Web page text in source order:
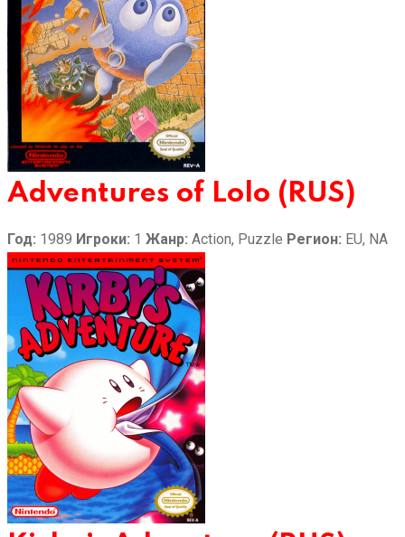
Adventures of Lolo (RUS)
Год: 1989 Игроки: 1 Жанр: Action, Puzzle Регион: EU, NA